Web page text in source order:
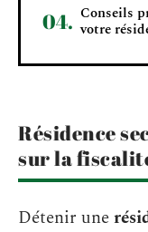
Conseils
votre
Résidence
sur la
Détenir une